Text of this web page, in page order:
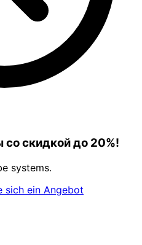
скидкой до 20%!
systems.
sich ein Angebot